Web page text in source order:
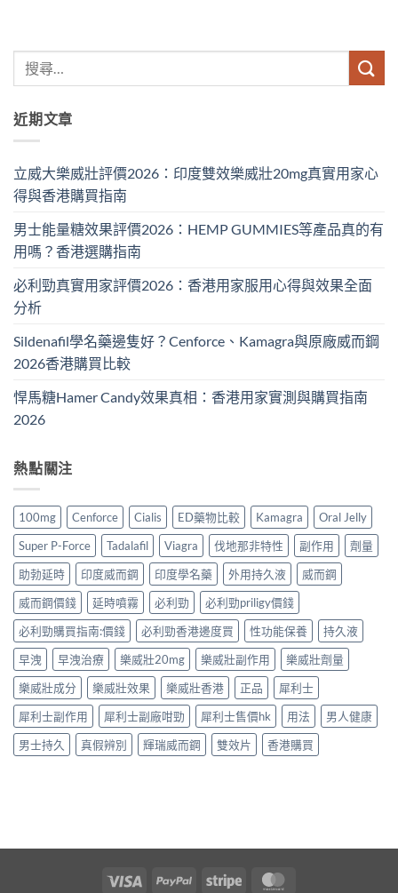
近期文章
立威大樂威壯評價2026：印度雙效樂威壯20mg真實用家心
得與香港購買指南
男士能量糖效果評價2026：HEMP GUMMIES等產品真的有
用嗎？香港選購指南
必利勁真實用家評價2026：香港用家服用心得與效果全面
分析
Sildenafil學名藥邊隻好？Cenforce、Kamagra與原廠威而鋼
2026香港購買比較
悍馬糖Hamer Candy效果真相：香港用家實測與購買指南
2026
熱點關注
100mg Cenforce Cialis ED藥物比較 Kamagra
Oral Jelly
Super P-Force
Tadalafil Viagra 伐地那非特性 副作用
劑量
助勃延時
印度威而鋼 印度學名藥 外用持久液
威而鋼
威而鋼價錢
延時噴霧 必利勁
必利勁priligy價錢
必利勁購買指南:價錢
必利勁香港邊度買 性功能保養
持久液
早洩
早洩治療 樂威壯20mg 樂威壯副作用
樂威壯劑量
樂威壯成分
樂威壯效果 樂威壯香港 正品
犀利士
犀利士副作用
犀利士副廠咁勁 犀利士售價hk 用法
男人健康
男士持久
真假辨別 輝瑞威而鋼 雙效片 香港購買
Visa PayPal Stripe